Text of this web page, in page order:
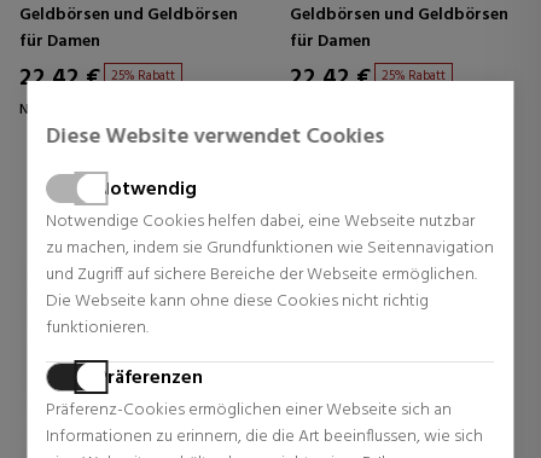
Diese Website verwendet Cookies
Notwendig
Notwendige Cookies helfen dabei, eine Webseite nutzbar
zu machen, indem sie Grundfunktionen wie Seitennavigation
und Zugriff auf sichere Bereiche der Webseite ermöglichen.
Die Webseite kann ohne diese Cookies nicht richtig
funktionieren.
Präferenzen
Präferenz-Cookies ermöglichen einer Webseite sich an
Informationen zu erinnern, die die Art beeinflussen, wie sich
Geldbörsen und Geldbörsen
für Damen
22,42 € 25% Rabatt
Normal Preis 29,90 €
0 Rezensionen
Geldbörsen und Geldbörsen
für Damen
22,42 € 25% Rabatt